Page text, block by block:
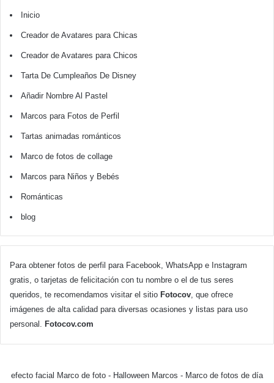
Inicio
Creador de Avatares para Chicas
Creador de Avatares para Chicos
Tarta De Cumpleaños De Disney
Añadir Nombre Al Pastel
Marcos para Fotos de Perfil
Tartas animadas románticos
Marco de fotos de collage
Marcos para Niños y Bebés
Románticas
blog
Para obtener fotos de perfil para Facebook, WhatsApp e Instagram
gratis, o tarjetas de felicitación con tu nombre o el de tus seres
queridos, te recomendamos visitar el sitio Fotocov, que ofrece
imágenes de alta calidad para diversas ocasiones y listas para uso
personal. Fotocov.com
efecto facial Marco de foto - Halloween Marcos - Marco de fotos de día